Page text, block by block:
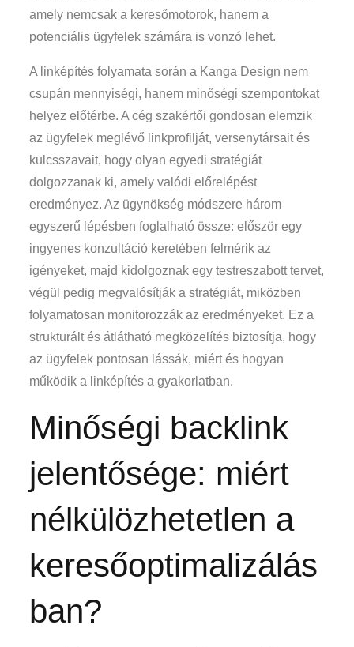
amely nemcsak a keresőmotorok, hanem a
potenciális ügyfelek számára is vonzó lehet.
A linképítés folyamata során a Kanga Design nem
csupán mennyiségi, hanem minőségi szempontokat
helyez előtérbe. A cég szakértői gondosan elemzik
az ügyfelek meglévő linkprofilját, versenytársait és
kulcsszavait, hogy olyan egyedi stratégiát
dolgozzanak ki, amely valódi előrelépést
eredményez. Az ügynökség módszere három
egyszerű lépésben foglalható össze: először egy
ingyenes konzultáció keretében felmérik az
igényeket, majd kidolgoznak egy testreszabott tervet,
végül pedig megvalósítják a stratégiát, miközben
folyamatosan monitorozzák az eredményeket. Ez a
strukturált és átlátható megközelítés biztosítja, hogy
az ügyfelek pontosan lássák, miért és hogyan
működik a linképítés a gyakorlatban.
Minőségi backlink
jelentősége: miért
nélkülözhetetlen a
keresőoptimalizálás
ban?